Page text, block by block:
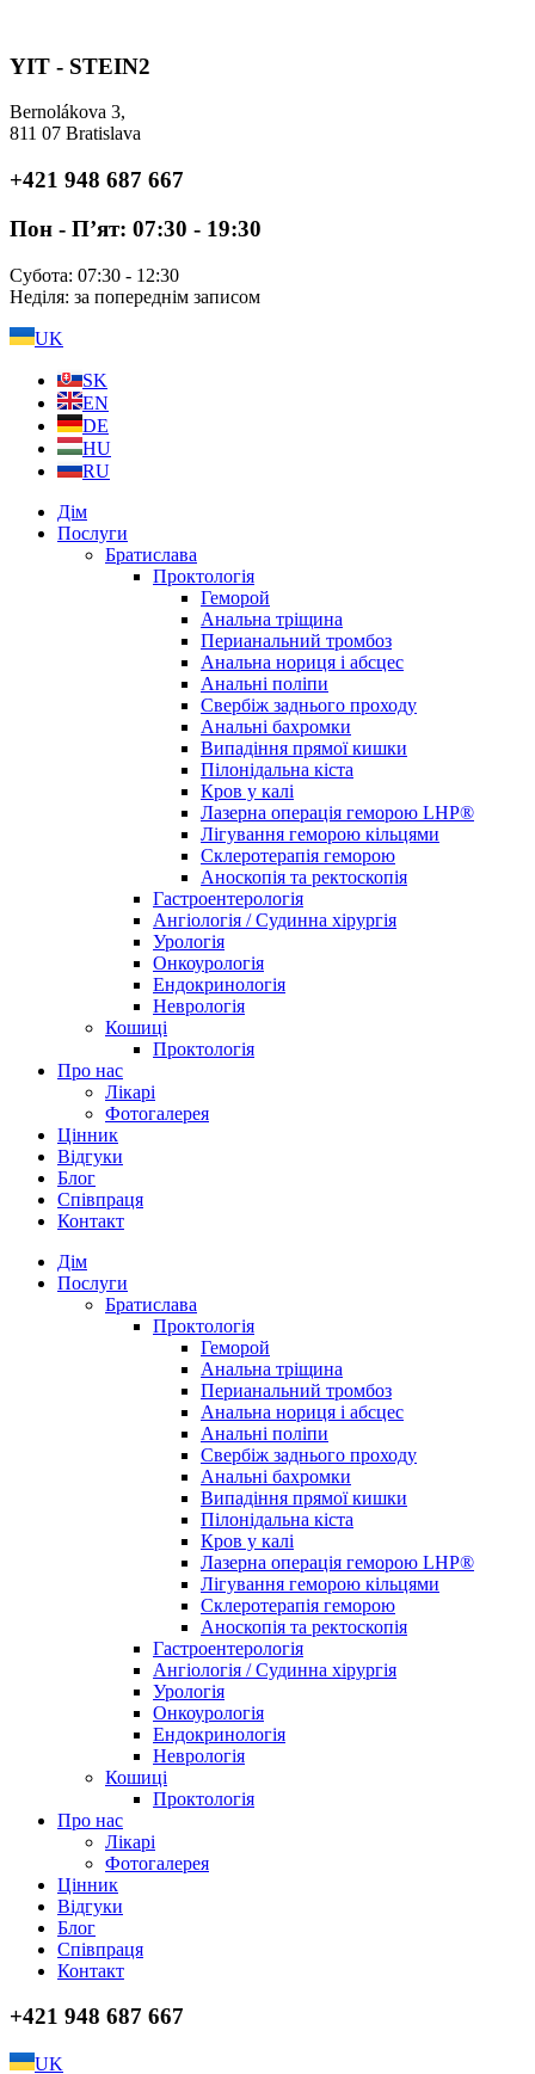
вмісту
YIT - STEIN2
Bernolákova 3,
811 07 Bratislava
+421 948 687 667
Пон - П’ят: 07:30 - 19:30
Субота: 07:30 - 12:30
Неділя: за попереднім записом
UK
SK
EN
DE
HU
RU
Дім
Послуги
Братислава
Проктологія
Геморой
Анальна тріщина
Перианальний тромбоз
Анальна нориця і абсцес
Анальні поліпи
Свербіж заднього проходу
Анальні бахромки
Випадіння прямої кишки
Пілонідальна кіста
Кров у калі
Лазерна операція геморою LHP®
Лігування геморою кільцями
Склеротерапія геморою
Аноскопія та ректоскопія
Гастроентерологія
Ангіологія / Судинна хірургія
Урологія
Онкоурологія
Ендокринологія
Неврологія
Кошиці
Проктологія
Про нас
Лікарі
Фотогалерея
Цінник
Відгуки
Блог
Співпраця
Контакт
Дім
Послуги
Братислава
Проктологія
Геморой
Анальна тріщина
Перианальний тромбоз
Анальна нориця і абсцес
Анальні поліпи
Свербіж заднього проходу
Анальні бахромки
Випадіння прямої кишки
Пілонідальна кіста
Кров у калі
Лазерна операція геморою LHP®
Лігування геморою кільцями
Склеротерапія геморою
Аноскопія та ректоскопія
Гастроентерологія
Ангіологія / Судинна хірургія
Урологія
Онкоурологія
Ендокринологія
Неврологія
Кошиці
Проктологія
Про нас
Лікарі
Фотогалерея
Цінник
Відгуки
Блог
Співпраця
Контакт
+421 948 687 667
UK